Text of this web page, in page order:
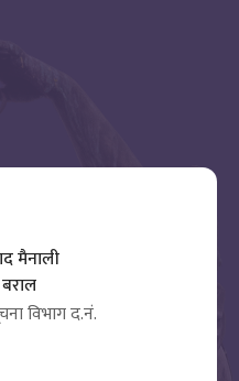
मैनाली
विभाग द.नं.